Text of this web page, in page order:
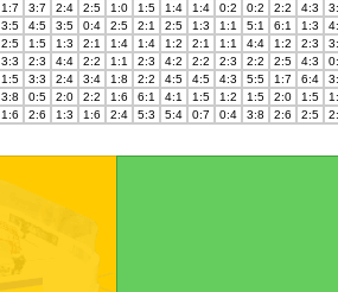
1:7 3:7 2:4 2:5 1:0 1:5 1:4 1:4 0:2 0:2 2:2 4:3
3:5 4:5 3:5 0:4 2:5 2:1 2:5 1:3 1:1 5:1 6:1 1:3
2:5 1:5 1:3 2:1 1:4 1:4 1:2 2:1 1:1 4:4 1:2 2:3
3:3 2:3 4:4 2:2 1:1 2:3 4:2 2:2 2:3 2:2 2:5 4:3
1:5 3:3 2:4 3:4 1:8 2:2 4:5 4:5 4:3 5:5 1:7 6:4
3:8 0:5 2:0 2:2 1:6 6:1 4:1 1:5 1:2 1:5 2:0 1:5
1:6 2:6 1:3 1:6 2:4 5:3 5:4 0:7 0:4 3:8 2:6 2:5